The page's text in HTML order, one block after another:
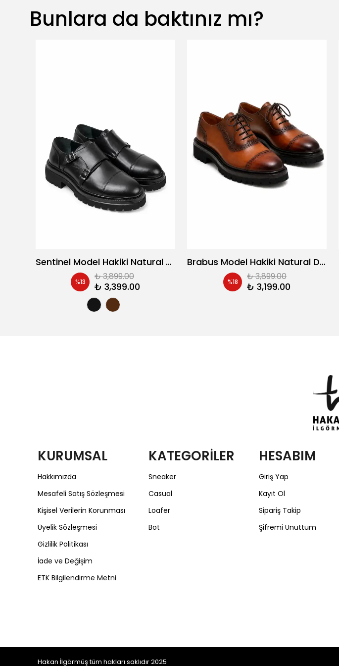
Bunlara da baktınız mı?
Sentinel Model Hakiki Natural Deri Casual Ayakkabı
%13 ₺ 3,899.00
₺ 3,399.00
Brabus Model Hakiki Natural Deri Casual Ayakkabı
%18 ₺ 3,899.00
₺ 3,199.00
KURUMSAL
Hakkımızda
Mesafeli Satış Sözleşmesi
Kişisel Verilerin Korunması
Üyelik Sözleşmesi
Gizlilik Politikası
İade ve Değişim
ETK Bilgilendirme Metni
KATEGORİLER
Sneaker
Casual
Loafer
Bot
HESABIM
Giriş Yap
Kayıt Ol
Sipariş Takip
Şifremi Unuttum
Hakan İlgörmüş tüm hakları saklıdır 2025